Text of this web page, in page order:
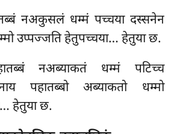
नअकुसलं धम्मं पच्चया दस्सनेन
उप्पज्जति हेतुपच्चया… हेतुया छ.
नअब्याकतं धम्मं पटिच्च
पहातब्बो अब्याकतो धम्मो
हेतुया छ.